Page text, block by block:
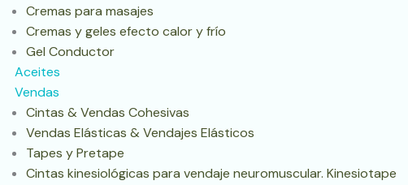
Cremas para masajes
Cremas y geles efecto calor y frío
Gel Conductor
Aceites
Vendas
Cintas & Vendas Cohesivas
Vendas Elásticas & Vendajes Elásticos
Tapes y Pretape
Cintas kinesiológicas para vendaje neuromuscular. Kinesiotape